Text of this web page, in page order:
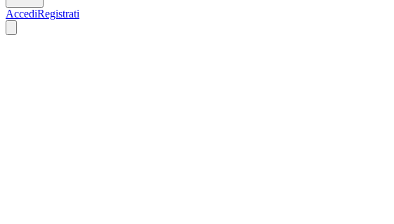
AccediRegistrati